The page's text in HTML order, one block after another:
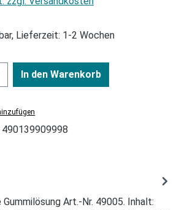
Lieferzeit: 1-2 Wochen
In den Warenkorb
490139909998
Art.-Nr. 49005. Inhalt: